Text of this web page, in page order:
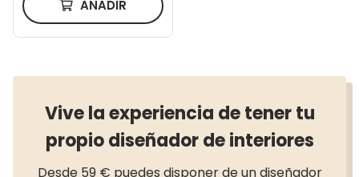
AÑADIR
Vive la experiencia de tener tu
propio diseñador de interiores
Desde 59 € puedes disponer de un diseñador